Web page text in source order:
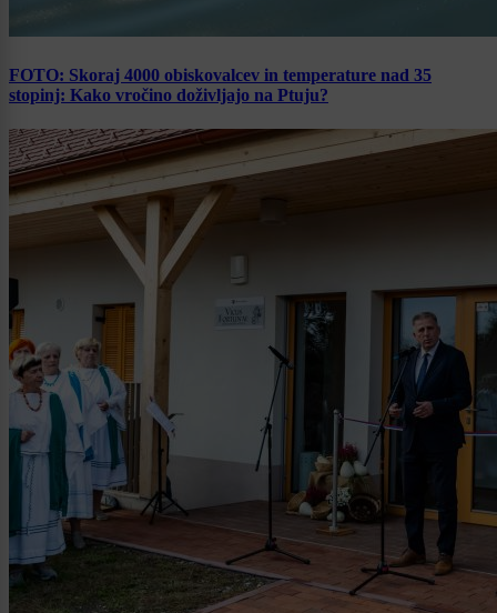
FOTO: Skoraj 4000 obiskovalcev in temperature nad 35
stopinj: Kako vročino doživljajo na Ptuju?